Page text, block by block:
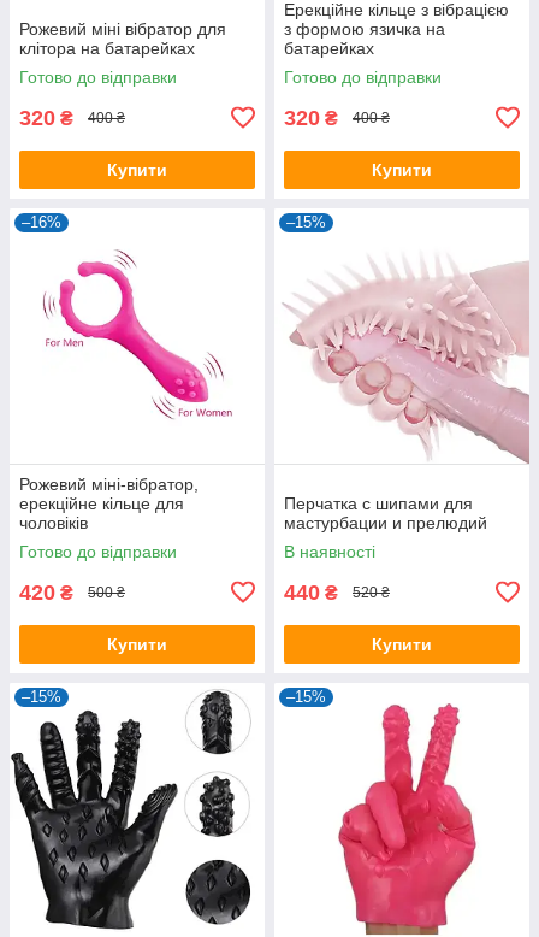
Рожевий міні вібратор для
клітора на батарейках
Готово до відправки
320 ₴ 400 ₴
Купити
Ерекційне кільце з вібрацією
з формою язичка на
батарейках
Готово до відправки
320 ₴ 400 ₴
Купити
–16%
Рожевий міні-вібратор,
ерекційне кільце для
чоловіків
Готово до відправки
420 ₴ 500 ₴
Купити
–15%
Перчатка с шипами для
мастурбации и прелюдий
В наявності
440 ₴ 520 ₴
Купити
–15% –15%